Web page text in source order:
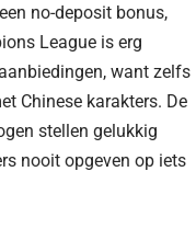
no-deposit bonus,
League is erg
want zelfs
Chinese karakters. De
stellen gelukkig
nooit opgeven op iets